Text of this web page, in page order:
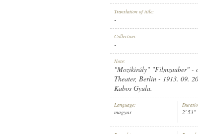
ARTIST: NÁDOR JENŐ,SOÓS
11697
Translation of title:
-
Collection:
-
Note:
"Mozikirály" "Filmzauber" -
Theater, Berlin - 1913. 09.
Kabos Gyula.
Language:
magyar 2' 53"